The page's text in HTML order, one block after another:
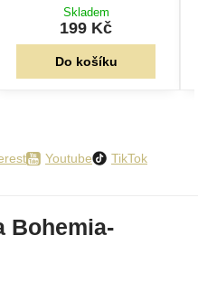
Skladem
199 Kč
Do košíku
Youtube TikTok
Bohemia-